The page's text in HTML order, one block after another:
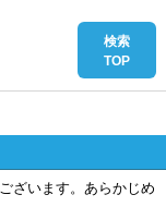
ざいます。あらかじめ